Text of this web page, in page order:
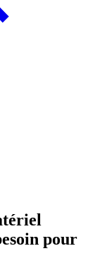
pour